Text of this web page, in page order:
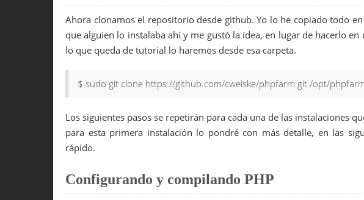
Ahora clonamos el repositorio desde github. Yo lo he copiado todo
que alguien lo instalaba ahí y me gustó la idea, en lugar de hacerlo
lo que queda de tutorial lo haremos desde esa carpeta.
$ sudo git clone https://github.com/cweiske/phpfarm.git /opt/
Los siguientes pasos se repetirán para cada una de las instalaciones
para esta primera instalación lo pondré con más detalle, en las
rápido.
Configurando y compilando PHP